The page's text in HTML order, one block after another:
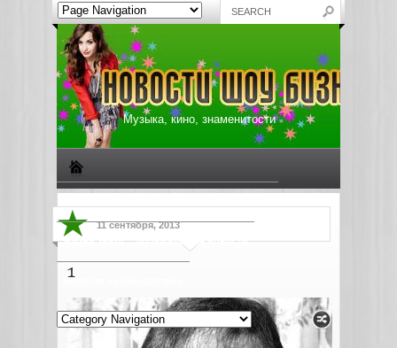
Музыка, кино, знаменитости
Жизнь звезд Музыкальные новости
Новости киноиндустрии
11 сентября, 2013
1